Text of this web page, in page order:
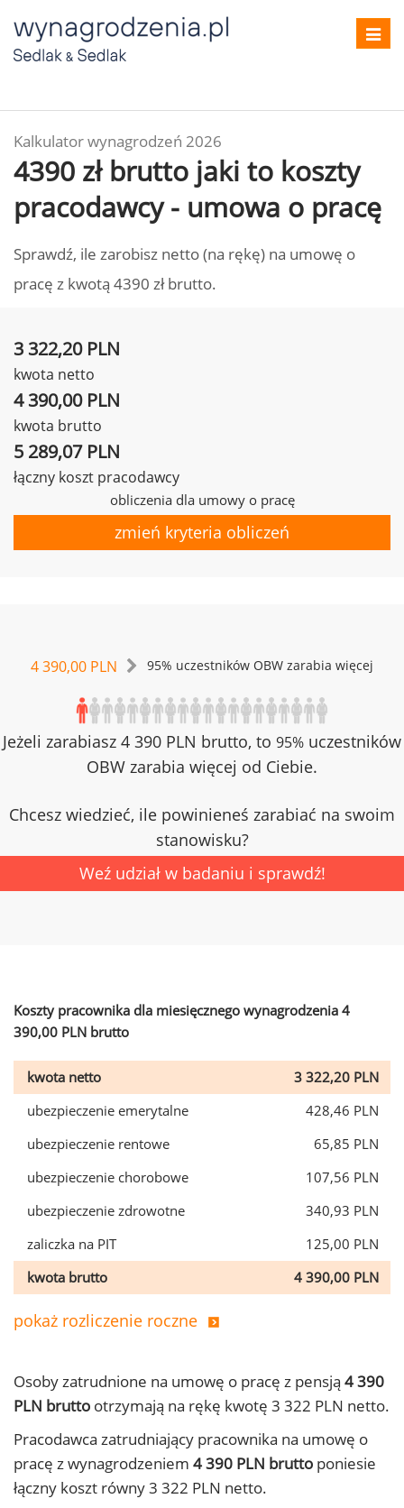
Kalkulator wynagrodzeń 2026
4390 zł brutto jaki to koszty
pracodawcy - umowa o pracę
Sprawdź, ile zarobisz netto (na rękę) na umowę o
pracę z kwotą 4390 zł brutto.
3 322,20 PLN
kwota netto
4 390,00 PLN
kwota brutto
5 289,07 PLN
łączny koszt pracodawcy
obliczenia dla umowy o pracę
zmień kryteria obliczeń
4 390,00 PLN 95% uczestników OBW zarabia więcej
Jeżeli zarabiasz 4 390 PLN brutto, to 95% uczestników
OBW zarabia więcej od Ciebie.
Chcesz wiedzieć, ile powinieneś zarabiać na swoim
stanowisku?
Weź udział w badaniu i sprawdź!
Koszty pracownika dla miesięcznego wynagrodzenia 4
390,00 PLN brutto
kwota netto
3 322,20 PLN
ubezpieczenie emerytalne
428,46 PLN
ubezpieczenie rentowe
65,85 PLN
ubezpieczenie chorobowe
107,56 PLN
ubezpieczenie zdrowotne
340,93 PLN
zaliczka na PIT
125,00 PLN
kwota brutto
4 390,00 PLN
pokaż rozliczenie roczne
Osoby zatrudnione na umowę o pracę z pensją 4 390
PLN brutto otrzymają na rękę kwotę 3 322 PLN netto.
Pracodawca zatrudniający pracownika na umowę o
pracę z wynagrodzeniem 4 390 PLN brutto poniesie
łączny koszt równy 3 322 PLN netto.